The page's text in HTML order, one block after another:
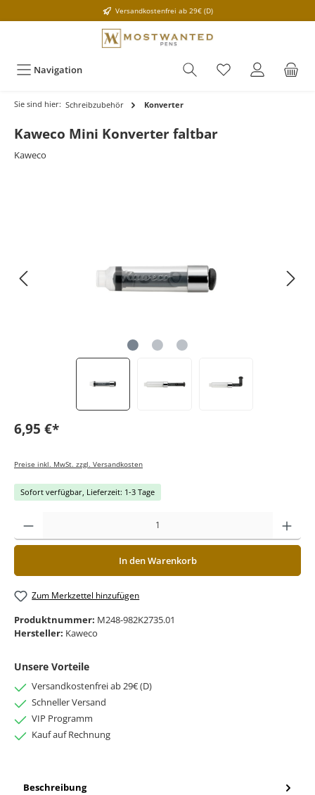
Versandkostenfrei ab 29€ (D)
Navigation
Sie sind hier: Schreibzubehör Konverter
Kaweco Mini Konverter faltbar
Kaweco
6,95 €*
Preise inkl. MwSt. zzgl. Versandkosten
Sofort verfügbar, Lieferzeit: 1-3 Tage
In den Warenkorb
Zum Merkzettel hinzufügen
Produktnummer: M248-982K2735.01
Hersteller: Kaweco
Unsere Vorteile
Versandkostenfrei ab 29€ (D)
Schneller Versand
VIP Programm
Kauf auf Rechnung
Beschreibung